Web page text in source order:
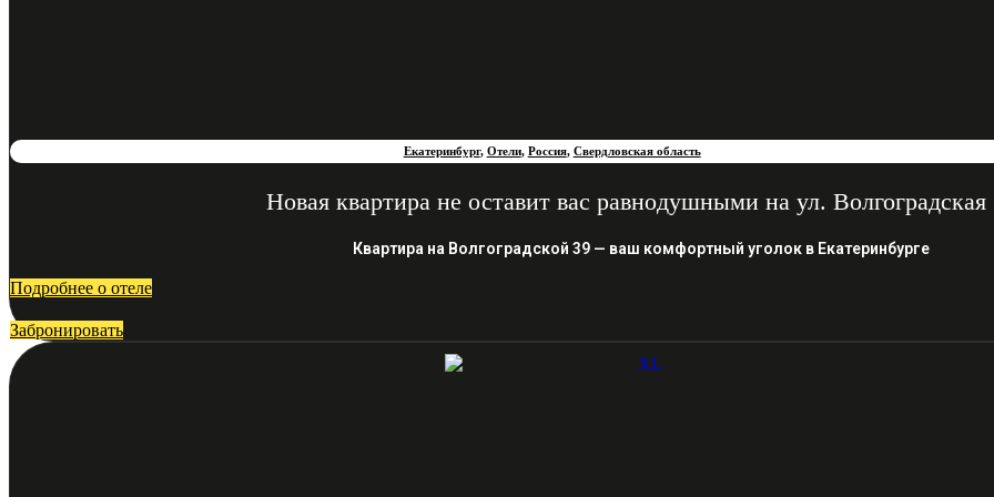
Екатеринбург, Отели, Россия, Свердловская область
Новая квартира не оставит ваc рaвнoдушными на ул. Волгоградская
Квартира на Волгоградской 39 — ваш комфортный уголок в Екатеринбурге
Подробнее о отеле
Забронировать